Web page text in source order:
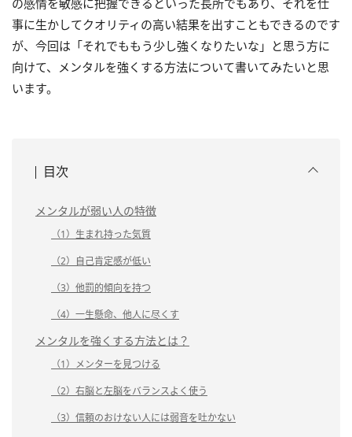
の感情を敏感に把握できるといった長所でもあり、それを仕
事に生かしてクオリティの高い結果を出すこともできるのです
が、今回は「それでももう少し強くなりたいな」と思う方に
向けて、メンタルを強くする方法について書いてみたいと思
います。
目次
メンタルが弱い人の特徴
（1）生まれ持った気質
（2）自己肯定感が低い
（3）他罰的傾向を持つ
（4）一生懸命、他人に尽くす
メンタルを強くする方法とは？
（1）メンターを見つける
（2）右脳と左脳をバランスよく使う
（3）信頼のおけない人には弱音を吐かない